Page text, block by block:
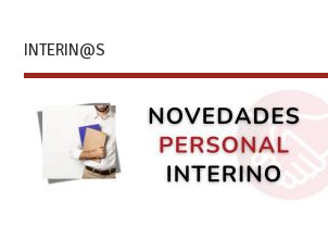
INTERIN@S